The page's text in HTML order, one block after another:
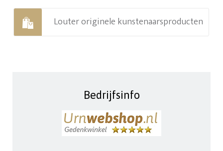
Louter originele kunstenaarsproducten
Bedrijfsinfo